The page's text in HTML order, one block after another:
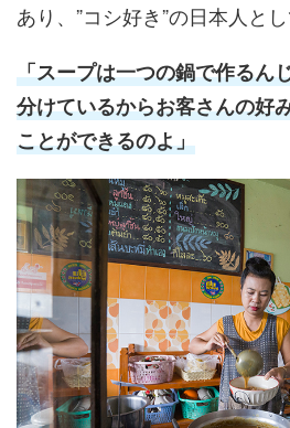
あり、”コシ好き”の日本人とし
「スープは一つの鍋で作るん
分けているからお客さんの好
ことができるのよ」